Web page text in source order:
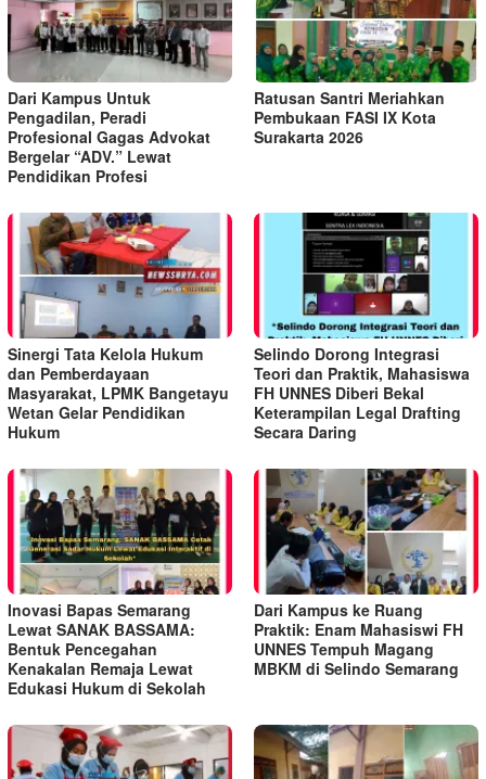
Dari Kampus Untuk
Pengadilan, Peradi
Profesional Gagas Advokat
Bergelar “ADV.” Lewat
Pendidikan Profesi
Ratusan Santri Meriahkan
Pembukaan FASI IX Kota
Surakarta 2026
Sinergi Tata Kelola Hukum
dan Pemberdayaan
Masyarakat, LPMK Bangetayu
Wetan Gelar Pendidikan
Hukum
Selindo Dorong Integrasi
Teori dan Praktik, Mahasiswa
FH UNNES Diberi Bekal
Keterampilan Legal Drafting
Secara Daring
Inovasi Bapas Semarang
Lewat SANAK BASSAMA:
Bentuk Pencegahan
Kenakalan Remaja Lewat
Edukasi Hukum di Sekolah
Dari Kampus ke Ruang
Praktik: Enam Mahasiswi FH
UNNES Tempuh Magang
MBKM di Selindo Semarang